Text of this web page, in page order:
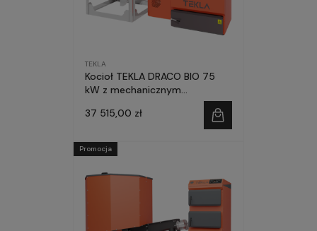
TEKLA
Kocioł TEKLA DRACO BIO 75
kW z mechanicznym
37 515,00 zł
Promocja